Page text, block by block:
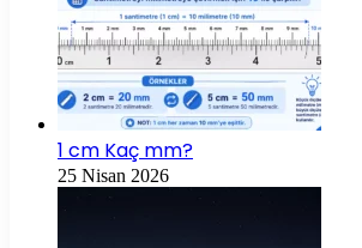
1 cm Kaç mm?
25 Nisan 2026